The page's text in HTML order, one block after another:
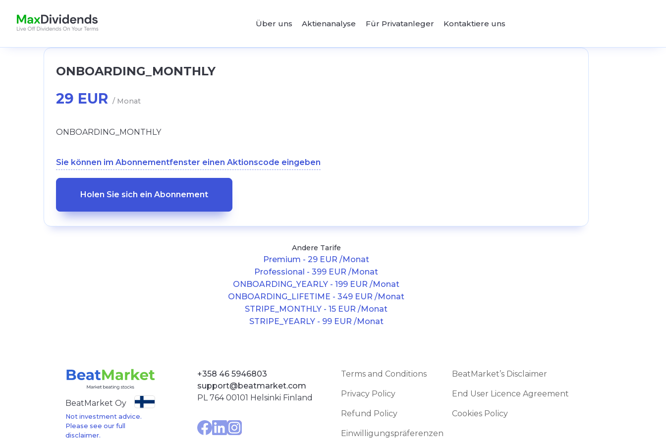
Über uns Aktienanalyse Für Privatanleger Kontaktiere uns
ONBOARDING_MONTHLY
29 EUR / Monat
ONBOARDING_MONTHLY
Sie können im Abonnementfenster einen Aktionscode eingeben
Holen Sie sich ein Abonnement
Andere Tarife
Premium - 29 EUR /Monat
Professional - 399 EUR /Monat
ONBOARDING_YEARLY - 199 EUR /Monat
ONBOARDING_LIFETIME - 349 EUR /Monat
STRIPE_MONTHLY - 15 EUR /Monat
STRIPE_YEARLY - 99 EUR /Monat
BeatMarket Oy
Not investment advice.
Please see our full
disclaimer.
+358 46 5946803
support@beatmarket.com
PL 764 00101 Helsinki Finland
Terms and Conditions BeatMarket’s Disclaimer
Privacy Policy End User Licence Agreement
Refund Policy Cookies Policy
Einwilligungspräferenzen